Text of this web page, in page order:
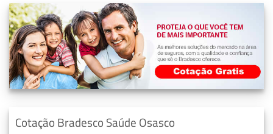
Cotação Bradesco Saúde Osasco